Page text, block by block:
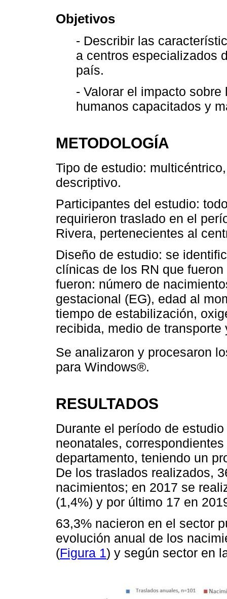
Objetivos
- Describir las
a centros especializados
país.
- Valorar el impacto
humanos capacitados y
METODOLOGÍA
Tipo de estudio:
descriptivo.
Participantes del estudio:
requirieron traslado en el
Rivera, pertenecientes al
Diseño de estudio: se
clínicas de los RN que
fueron: número de
gestacional (EG), edad al
tiempo de estabilización,
recibida, medio de
Se analizaron y procesaron
para Windows®.
RESULTADOS
Durante el período de
neonatales,
departamento, teniendo un
De los traslados realizados,
nacimientos; en 2017 se
(1,4%) y por último 17 en
63,3% nacieron en el sector
evolución anual de los
(Figura 1) y según sector en